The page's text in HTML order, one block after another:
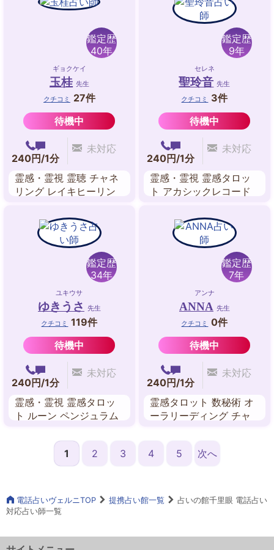
鑑定歴
40年
ギョクケイ
玉桂 先生
クチコミ
27件
待機中
240円/1分
未対応
霊感・霊視 霊聴 チャネ
リング レイキヒーリン
過去世 自動書記 アニマ
ルコミュニケーション
鑑定歴
9年
セレネ
聖玲音 先生
クチコミ
3件
待機中
240円/1分
未対応
霊感・霊視 霊感タロッ
ト アカシックレコード
ーリング 数秘学 占星術
鑑定歴
34年
ユキウサ
ゆきうさ 先生
クチコミ
119件
待機中
240円/1分
未対応
霊感・霊視 霊感タロッ
ト ルーン ペンジュラム
ギーワーク
鑑定歴
7年
アンナ
ANNA 先生
クチコミ
0件
待機中
240円/1分
未対応
霊感タロット 数秘術 オ
ーラリーディング チャ
1
2 3 4 5 次へ
電話占いヴェルニTOP 提携占い館一覧
占いの館千里眼 電話占い
対応占い師一覧